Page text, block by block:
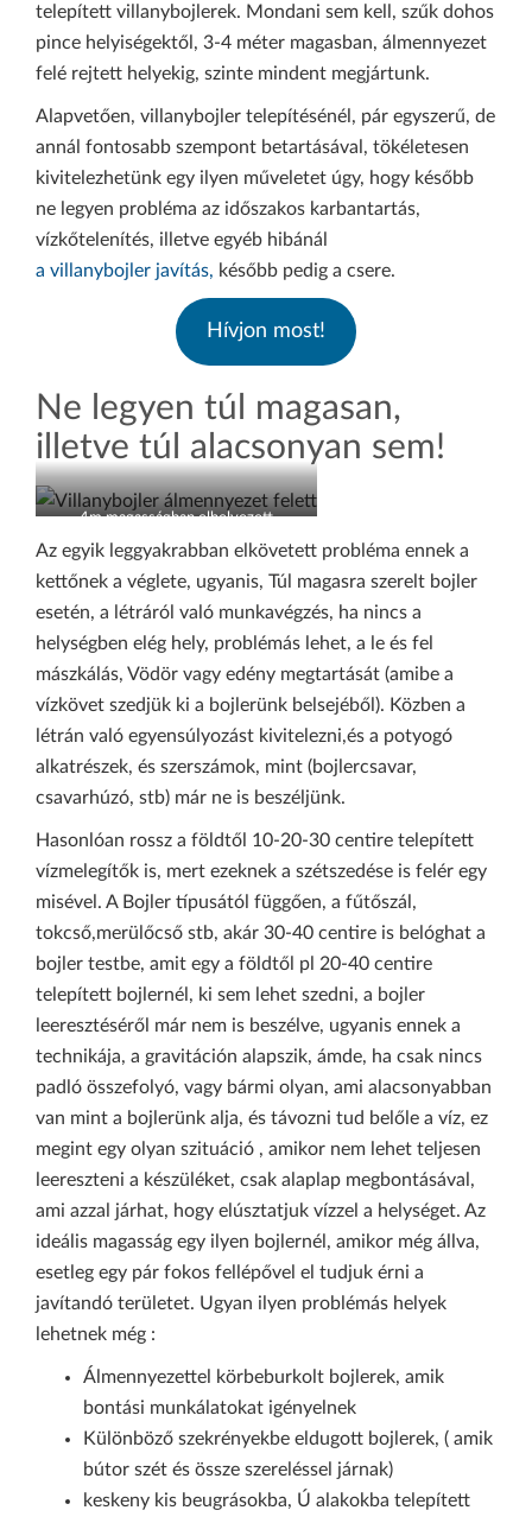
telepített villanybojlerek. Mondani sem kell, szűk dohos
pince helyiségektől, 3-4 méter magasban, álmennyezet
felé rejtett helyekig, szinte mindent megjártunk.
Alapvetően, villanybojler telepítésénél, pár egyszerű, de
annál fontosabb szempont betartásával, tökéletesen
kivitelezhetünk egy ilyen műveletet úgy, hogy később
ne legyen probléma az időszakos karbantartás,
vízkőtelenítés, illetve egyéb hibánál
a villanybojler javítás, később pedig a csere.
Hívjon most!
Ne legyen túl magasan,
illetve túl alacsonyan sem!
4m magasságban elhelyezett
villanybojler, fix álmennyezet felett.
Az egyik leggyakrabban elkövetett probléma ennek a
kettőnek a véglete, ugyanis, Túl magasra szerelt bojler
esetén, a létráról való munkavégzés, ha nincs a
helységben elég hely, problémás lehet, a le és fel
mászkálás, Vödör vagy edény megtartását (amibe a
vízkövet szedjük ki a bojlerünk belsejéből). Közben a
létrán való egyensúlyozást kivitelezni,és a potyogó
alkatrészek, és szerszámok, mint (bojlercsavar,
csavarhúzó, stb) már ne is beszéljünk.
Hasonlóan rossz a földtől 10-20-30 centire telepített
vízmelegítők is, mert ezeknek a szétszedése is felér egy
misével. A Bojler típusától függően, a fűtőszál,
tokcső,merülőcső stb, akár 30-40 centire is belóghat a
bojler testbe, amit egy a földtől pl 20-40 centire
telepített bojlernél, ki sem lehet szedni, a bojler
leeresztéséről már nem is beszélve, ugyanis ennek a
technikája, a gravitáción alapszik, ámde, ha csak nincs
padló összefolyó, vagy bármi olyan, ami alacsonyabban
van mint a bojlerünk alja, és távozni tud belőle a víz, ez
megint egy olyan szituáció , amikor nem lehet teljesen
leereszteni a készüléket, csak alaplap megbontásával,
ami azzal járhat, hogy elúsztatjuk vízzel a helységet. Az
ideális magasság egy ilyen bojlernél, amikor még állva,
esetleg egy pár fokos fellépővel el tudjuk érni a
javítandó területet. Ugyan ilyen problémás helyek
lehetnek még :
Álmennyezettel körbeburkolt bojlerek, amik
bontási munkálatokat igényelnek
Különböző szekrényekbe eldugott bojlerek, ( amik
bútor szét és össze szereléssel járnak)
keskeny kis beugrásokba, Ú alakokba telepített